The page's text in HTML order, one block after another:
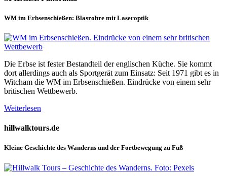
WM im Erbsenschießen: Blasrohre mit Laseroptik
Die Erbse ist fester Bestandteil der englischen Küche. Sie kommt
dort allerdings auch als Sportgerät zum Einsatz: Seit 1971 gibt es in
Witcham die WM im Erbsenschießen. Eindrücke von einem sehr
britischen Wettbewerb.
Weiterlesen
hillwalktours.de
Kleine Geschichte des Wanderns und der Fortbewegung zu Fuß